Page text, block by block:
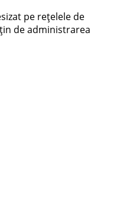
pe rețelele de
de administrarea